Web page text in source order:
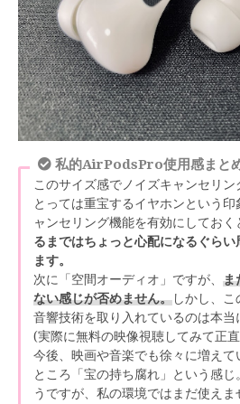
私的AirPodsPro使用感まと
このサイズ感でノイズキャンセリ
とっては重宝するイヤホンという
ャンセリング機能を有効にしておく
るまではちょっと心配になるぐら
ます。
次に「空間オーディオ」ですが、 ま
ない感じが否めません。しかし、
音響技術を取り入れているのは本当
(実際に無料の映像視聴してみて正
今後、映画や音楽でも徐々に増え
ところ「宝の持ち腐れ」という感
うですが、私の環境ではまだ使え